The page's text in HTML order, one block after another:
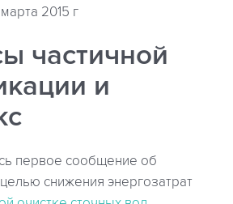
2015 г
частичной
и
первое сообщение об
снижения энергозатрат